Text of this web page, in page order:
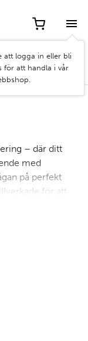
att logga in eller bli
– där ditt
med
på perfekt
för att
och
och
och få ditt